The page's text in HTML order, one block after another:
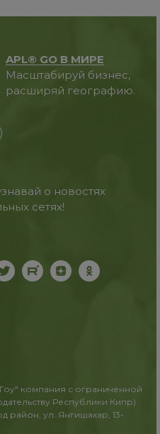
APL® GO В МИРЕ
Масштабируй бизнес,
расширяй географию.
о новостях
сетях!
компания с ограниченной
Республики Кипр)
район, ул. Янгишахар, 13-